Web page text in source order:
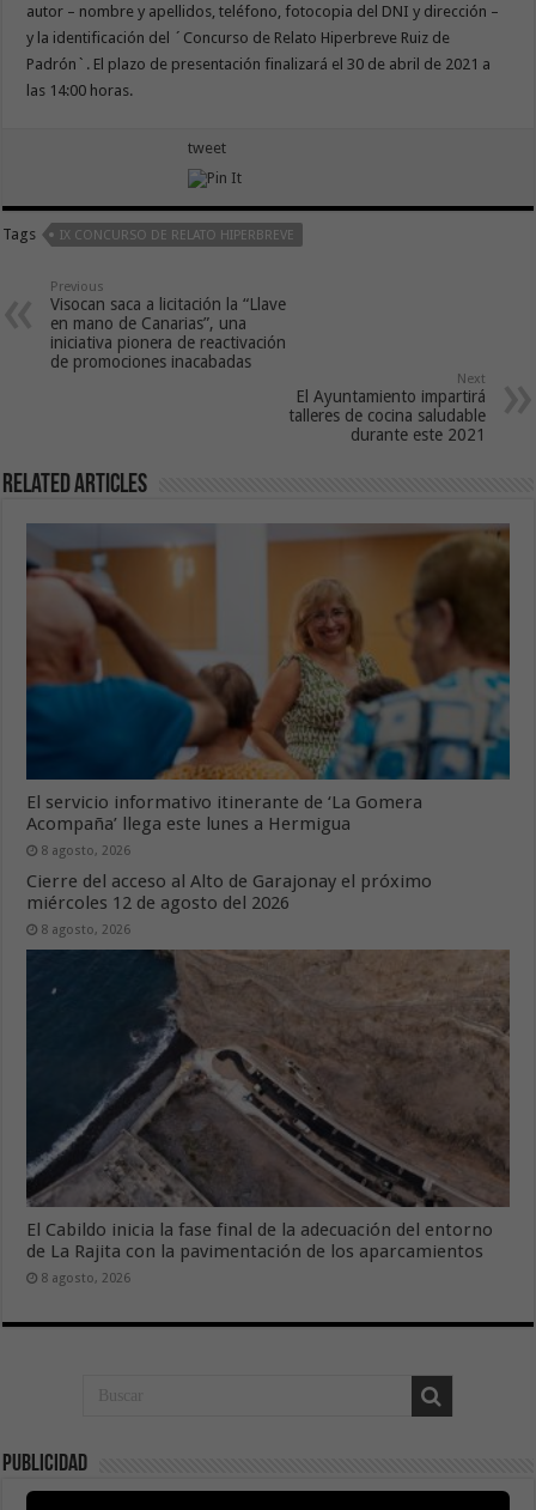
autor – nombre y apellidos, teléfono, fotocopia del DNI y dirección –
y la identificación del ´Concurso de Relato Hiperbreve Ruiz de
Padrón`. El plazo de presentación finalizará el 30 de abril de 2021 a
las 14:00 horas.
tweet
Tags IX CONCURSO DE RELATO HIPERBREVE
Previous
Visocan saca a licitación la “Llave
en mano de Canarias”, una
iniciativa pionera de reactivación
de promociones inacabadas
Next
El Ayuntamiento impartirá
talleres de cocina saludable
durante este 2021
Related Articles
El servicio informativo itinerante de ‘La Gomera
Acompaña’ llega este lunes a Hermigua
8 agosto, 2026
Cierre del acceso al Alto de Garajonay el próximo
miércoles 12 de agosto del 2026
8 agosto, 2026
El Cabildo inicia la fase final de la adecuación del entorno
de La Rajita con la pavimentación de los aparcamientos
8 agosto, 2026
Publicidad